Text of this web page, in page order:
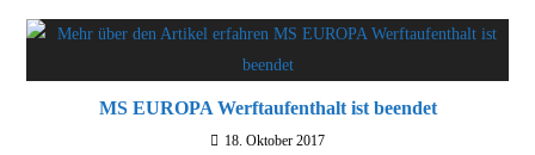
MS EUROPA Werftaufenthalt ist beendet
18. Oktober 2017